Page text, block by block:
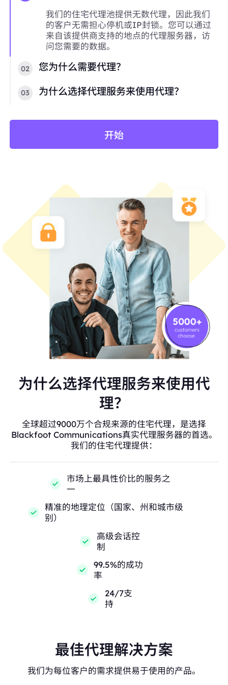
我们的住宅代理池提供无数代理，因此我们
的客户无需担心停机或IP封锁。您可以通过
来自该提供商支持的地点的代理服务器，访
问您需要的数据。
02 您为什么需要代理？
03 为什么选择代理服务来使用代理？
开始
为什么选择代理服务来使用代
理？
全球超过9000万个合规来源的住宅代理，是选择
Blackfoot Communications真实代理服务器的首选。
我们的住宅代理提供：
市场上最具性价比的服务之
一
精准的地理定位（国家、州和城市级
别）
高级会话控
制
99.5%的成功
率
24/7支
持
最佳代理解决方案
我们为每位客户的需求提供易于使用的产品。